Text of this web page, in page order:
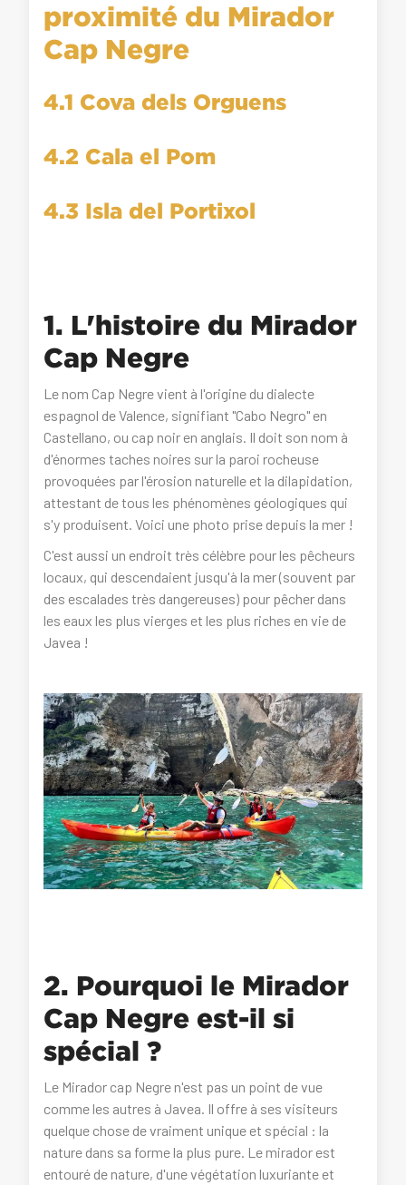
proximité du Mirador
Cap Negre
4.1 Cova dels Orguens
4.2 Cala el Pom
4.3 Isla del Portixol
1. L'histoire du Mirador
Cap Negre
Le nom Cap Negre vient à l'origine du dialecte
espagnol de Valence, signifiant "Cabo Negro" en
Castellano, ou cap noir en anglais. Il doit son nom à
d'énormes taches noires sur la paroi rocheuse
provoquées par l'érosion naturelle et la dilapidation,
attestant de tous les phénomènes géologiques qui
s'y produisent. Voici une photo prise depuis la mer !
C'est aussi un endroit très célèbre pour les pêcheurs
locaux, qui descendaient jusqu'à la mer (souvent par
des escalades très dangereuses) pour pêcher dans
les eaux les plus vierges et les plus riches en vie de
Javea !
2. Pourquoi le Mirador
Cap Negre est-il si
spécial ?
Le Mirador cap Negre n'est pas un point de vue
comme les autres à Javea. Il offre à ses visiteurs
quelque chose de vraiment unique et spécial : la
nature dans sa forme la plus pure. Le mirador est
entouré de nature, d'une végétation luxuriante et